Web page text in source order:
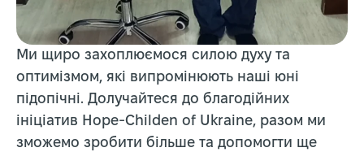
Ми щиро захоплюємося силою духу та
оптимізмом, які випромінюють наші юні
підопічні. Долучайтеся до благодійних
ініціатив Hope-Childen of Ukraine, разом ми
зможемо зробити більше та допомогти ще